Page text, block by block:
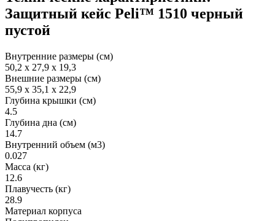
Защитный кейс Peli™ 1510 черный
пустой
Внутренние размеры (см)
50,2 x 27,9 x 19,3
Внешние размеры (см)
55,9 x 35,1 x 22,9
Глубина крышки (см)
4.5
Глубина дна (см)
14.7
Внутренний объем (м3)
0.027
Масса (кг)
12.6
Плавучесть (кг)
28.9
Материал корпуса